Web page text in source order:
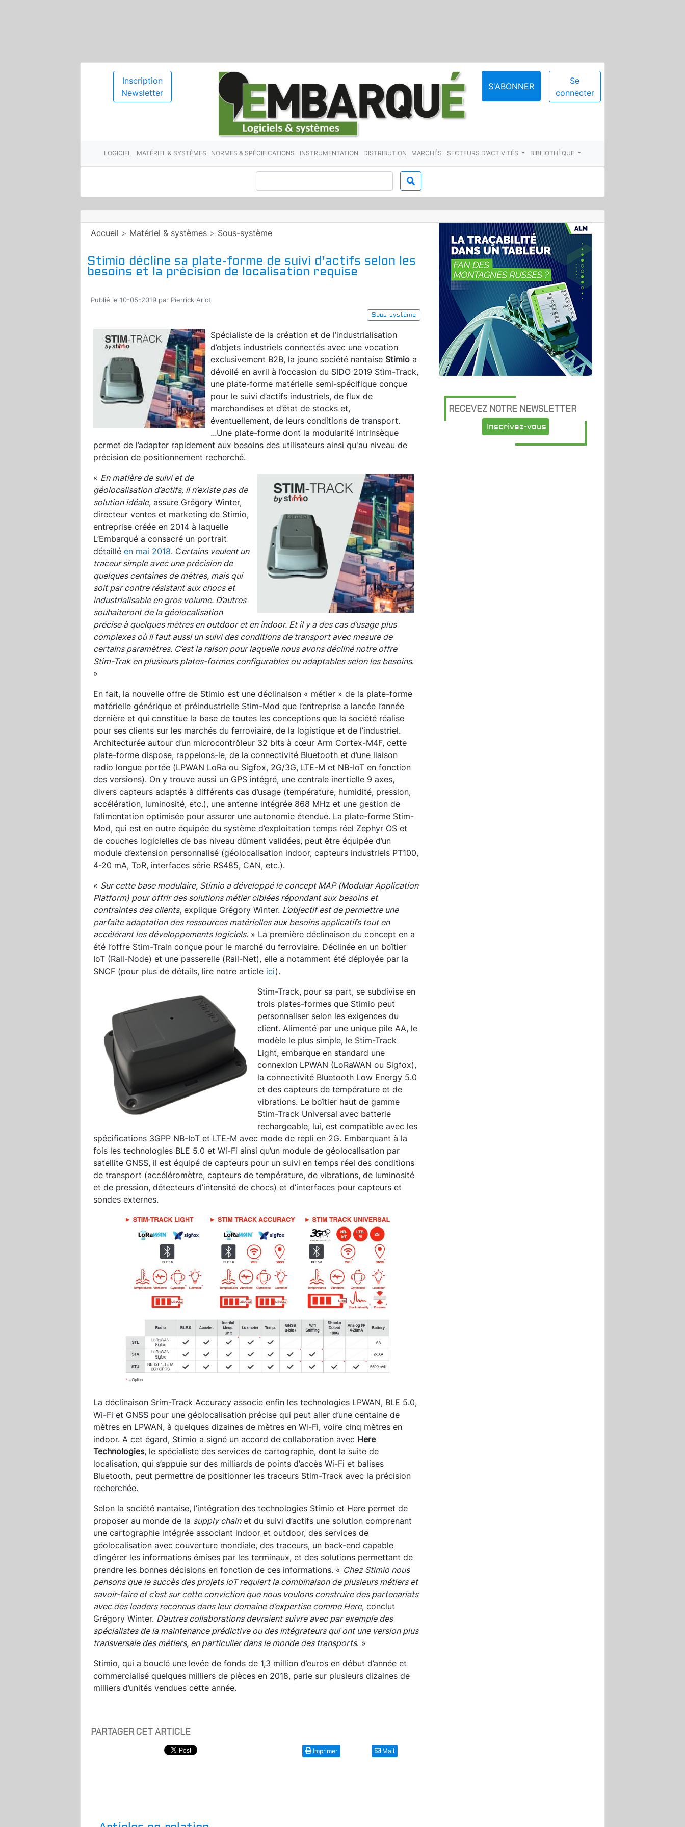
Inscription
Newsletter
S'ABONNER
Se
connecter
LOGICIEL MATÉRIEL & SYSTÈMES NORMES & SPÉCIFICATIONS INSTRUMENTATION DISTRIBUTION MARCHÉS SECTEURS D'ACTIVITÉS BIBLIOTHÈQUE
Accueil > Matériel & systèmes > Sous-système
Stimio décline sa plate-forme de suivi d’actifs selon les
besoins et la précision de localisation requise
Publié le 10-05-2019 par Pierrick Arlot
Sous-système
Spécialiste de la création et de l’industrialisation
d’objets industriels connectés avec une vocation
exclusivement B2B, la jeune société nantaise Stimio a
dévoilé en avril à l’occasion du SIDO 2019 Stim-Track,
une plate-forme matérielle semi-spécifique conçue
pour le suivi d’actifs industriels, de flux de
marchandises et d’état de stocks et,
éventuellement, de leurs conditions de transport.
...Une plate-forme dont la modularité intrinsèque
permet de l’adapter rapidement aux besoins des utilisateurs ainsi qu'au niveau de
précision de positionnement recherché.
« En matière de suivi et de
géolocalisation d’actifs, il n’existe pas de
solution idéale, assure Grégory Winter,
directeur ventes et marketing de Stimio,
entreprise créée en 2014 à laquelle
L’Embarqué a consacré un portrait
détaillé en mai 2018. Certains veulent un
traceur simple avec une précision de
quelques centaines de mètres, mais qui
soit par contre résistant aux chocs et
industrialisable en gros volume. D’autres
souhaiteront de la géolocalisation
précise à quelques mètres en outdoor et en indoor. Et il y a des cas d’usage plus
complexes où il faut aussi un suivi des conditions de transport avec mesure de
certains paramètres. C’est la raison pour laquelle nous avons décliné notre offre
Stim-Trak en plusieurs plates-formes configurables ou adaptables selon les besoins.
»
En fait, la nouvelle offre de Stimio est une déclinaison « métier » de la plate-forme
matérielle générique et préindustrielle Stim-Mod que l’entreprise a lancée l’année
dernière et qui constitue la base de toutes les conceptions que la société réalise
pour ses clients sur les marchés du ferroviaire, de la logistique et de l’industriel.
Architecturée autour d’un microcontrôleur 32 bits à cœur Arm Cortex-M4F, cette
plate-forme dispose, rappelons-le, de la connectivité Bluetooth et d’une liaison
radio longue portée (LPWAN LoRa ou Sigfox, 2G/3G, LTE-M et NB-IoT en fonction
des versions). On y trouve aussi un GPS intégré, une centrale inertielle 9 axes,
divers capteurs adaptés à différents cas d’usage (température, humidité, pression,
accélération, luminosité, etc.), une antenne intégrée 868 MHz et une gestion de
l’alimentation optimisée pour assurer une autonomie étendue. La plate-forme Stim-
Mod, qui est en outre équipée du système d’exploitation temps réel Zephyr OS et
de couches logicielles de bas niveau dûment validées, peut être équipée d’un
module d’extension personnalisé (géolocalisation indoor, capteurs industriels PT100,
4-20 mA, ToR, interfaces série RS485, CAN, etc.).
« Sur cette base modulaire, Stimio a développé le concept MAP (Modular Application
Platform) pour offrir des solutions métier ciblées répondant aux besoins et
contraintes des clients, explique Grégory Winter. L’objectif est de permettre une
parfaite adaptation des ressources matérielles aux besoins applicatifs tout en
accélérant les développements logiciels. » La première déclinaison du concept en a
été l’offre Stim-Train conçue pour le marché du ferroviaire. Déclinée en un boîtier
IoT (Rail-Node) et une passerelle (Rail-Net), elle a notamment été déployée par la
SNCF (pour plus de détails, lire notre article ici).
Stim-Track, pour sa part, se subdivise en
trois plates-formes que Stimio peut
personnaliser selon les exigences du
client. Alimenté par une unique pile AA, le
modèle le plus simple, le Stim-Track
Light, embarque en standard une
connexion LPWAN (LoRaWAN ou Sigfox),
la connectivité Bluetooth Low Energy 5.0
et des capteurs de température et de
vibrations. Le boîtier haut de gamme
Stim-Track Universal avec batterie
rechargeable, lui, est compatible avec les
spécifications 3GPP NB-IoT et LTE-M avec mode de repli en 2G. Embarquant à la
fois les technologies BLE 5.0 et Wi-Fi ainsi qu’un module de géolocalisation par
satellite GNSS, il est équipé de capteurs pour un suivi en temps réel des conditions
de transport (accéléromètre, capteurs de température, de vibrations, de luminosité
et de pression, détecteurs d’intensité de chocs) et d’interfaces pour capteurs et
sondes externes.
La déclinaison Srim-Track Accuracy associe enfin les technologies LPWAN, BLE 5.0,
Wi-Fi et GNSS pour une géolocalisation précise qui peut aller d’une centaine de
mètres en LPWAN, à quelques dizaines de mètres en Wi-Fi, voire cinq mètres en
indoor. A cet égard, Stimio a signé un accord de collaboration avec Here
Technologies, le spécialiste des services de cartographie, dont la suite de
localisation, qui s’appuie sur des milliards de points d’accès Wi-Fi et balises
Bluetooth, peut permettre de positionner les traceurs Stim-Track avec la précision
recherchée.
Selon la société nantaise, l’intégration des technologies Stimio et Here permet de
proposer au monde de la supply chainet du suivi d’actifs une solution comprenant
une cartographie intégrée associant indoor et outdoor, des services de
géolocalisation avec couverture mondiale, des traceurs, un back-end capable
d’ingérer les informations émises par les terminaux, et des solutions permettant de
prendre les bonnes décisions en fonction de ces informations. « Chez Stimio nous
pensons que le succès des projets IoT requiert la combinaison de plusieurs métiers et
savoir-faire et c’est sur cette conviction que nous voulons construire des partenariats
avec des leaders reconnus dans leur domaine d’expertise comme Here, conclut
Grégory Winter. D’autres collaborations devraient suivre avec par exemple des
spécialistes de la maintenance prédictive ou des intégrateurs qui ont une version plus
transversale des métiers, en particulier dans le monde des transports. »
Stimio, qui a bouclé une levée de fonds de 1,3 million d’euros en début d’année et
commercialisé quelques milliers de pièces en 2018, parie sur plusieurs dizaines de
milliers d’unités vendues cette année.
PARTAGER CET ARTICLE
Imprimer Mail
RECEVEZ NOTRE NEWSLETTER
Inscrivez-vous